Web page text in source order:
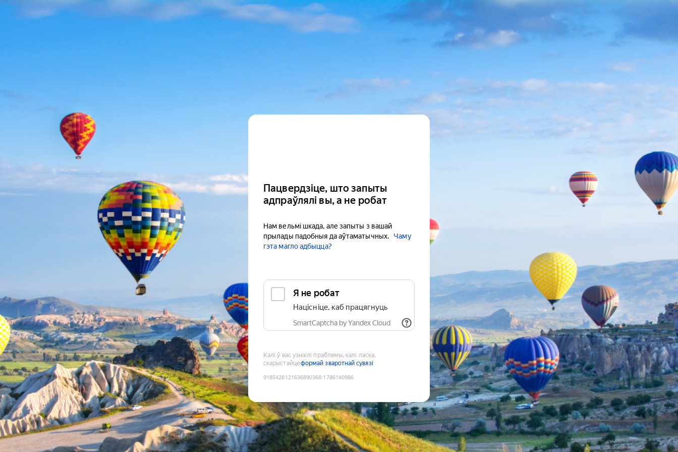
Пацвердзіце, што запыты
адпраўлялі вы, а не робат
Нам вельмі шкада, але запыты з вашай
прылады падобныя да аўтаматычных.
Чаму
гэта магло адбыцца?
Я не робат
Націсніце, каб працягнуць
SmartCaptcha by Yandex Cloud
Калі ў вас узніклі праблемы, калі ласка,
скарыстайцеформай зваротнай сувязі
9185428121636890368:1786140986